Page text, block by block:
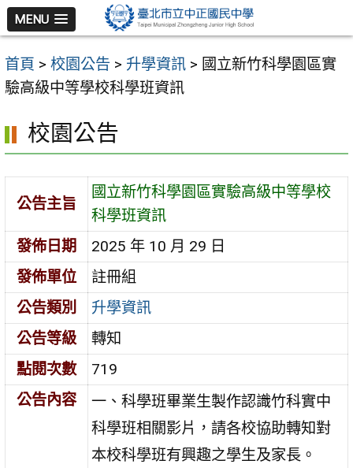
跳
至
主
要
容
區
MENU
首頁 > 校園公告 > 升學資訊 > 國立新竹科學園區實
驗高級中等學校科學班資訊
校園公告
公告主旨
國立新竹科學園區實驗高級中等學校
科學班資訊
發佈日期
2025 年 10 月 29 日
發佈單位
註冊組
公告類別
升學資訊
公告等級
轉知
點閱次數
719
公告內容
一、科學班畢業生製作認識竹科實中
科學班相關影片，請各校協助轉知對
本校科學班有興趣之學生及家長。